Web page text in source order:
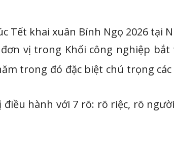
Tết khai xuân Bính Ngọ 2026 tại
vị trong Khối công nghiệp bắt
trong đó đặc biệt chú trọng
hành với 7 rõ: rõ riệc, rõ